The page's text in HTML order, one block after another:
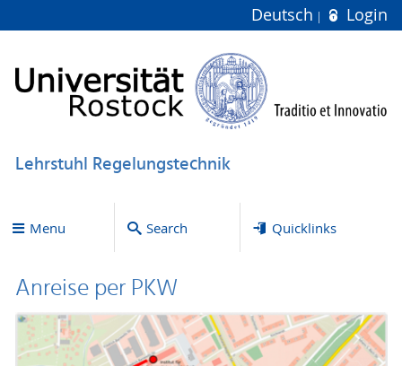
Deutsch Login
Lehrstuhl Regelungstechnik
Menu Search Quicklinks
Anreise per PKW